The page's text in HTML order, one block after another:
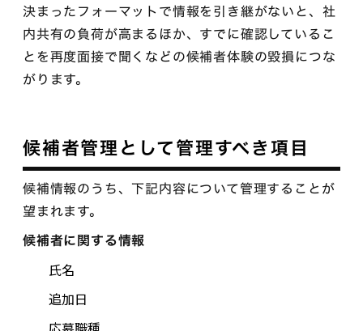
決まったフォーマットで情報を引き継がないと、社
内共有の負荷が高まるほか、すでに確認しているこ
とを再度面接で聞くなどの候補者体験の毀損につな
がります。
候補者管理として管理すべき項目
候補情報のうち、下記内容について管理することが
望まれます。
候補者に関する情報
氏名
追加日